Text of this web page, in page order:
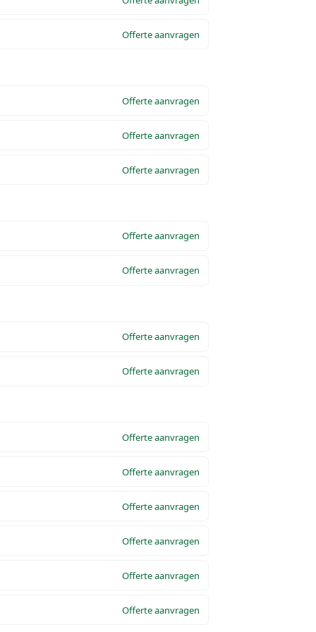
Offerte aanvragen
Offerte aanvragen
Offerte aanvragen
Offerte aanvragen
Offerte aanvragen
Offerte aanvragen
Offerte aanvragen
Offerte aanvragen
Offerte aanvragen
Offerte aanvragen
Offerte aanvragen
Offerte aanvragen
Offerte aanvragen
Offerte aanvragen